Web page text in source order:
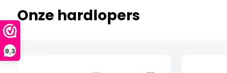
9,3
Onze hardlopers